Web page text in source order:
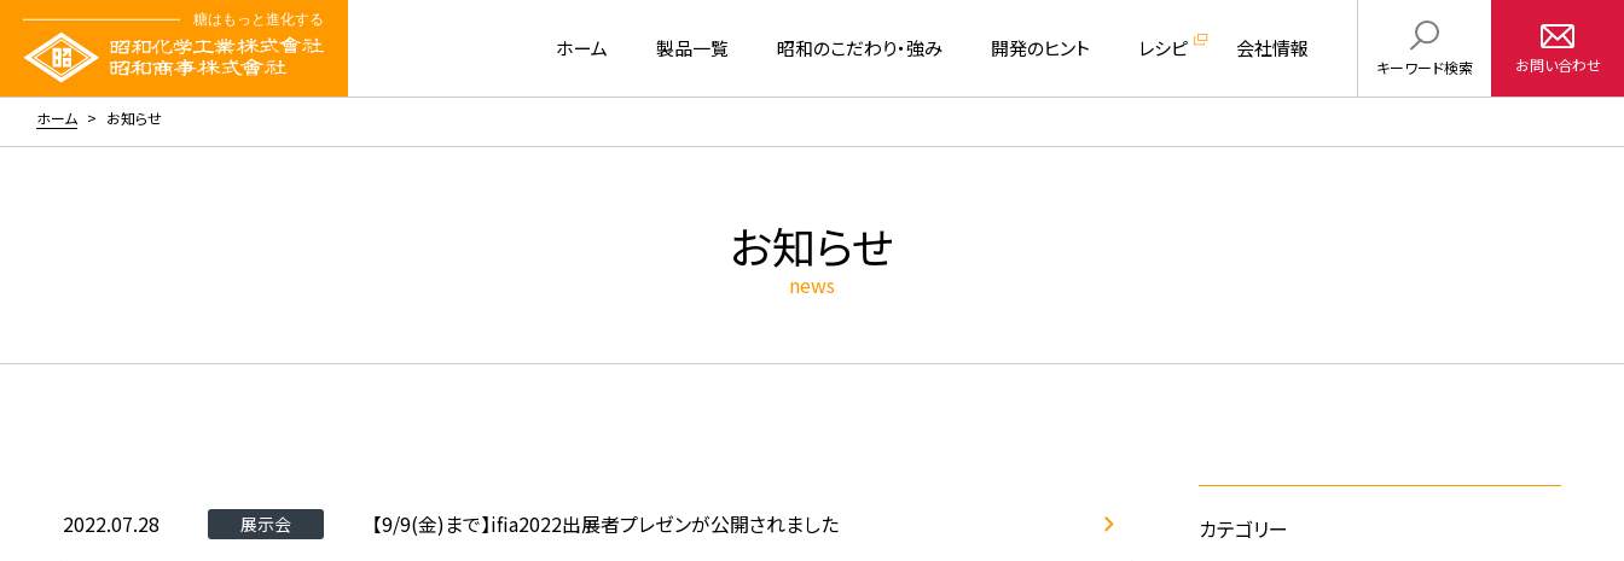
ホーム 製品一覧 昭和のこだわり・強み 開発のヒント レシピ 会社情報
キーワード検索 お問い合わせ
ホーム お知らせ
お知らせ
news
2022.07.28 展示会 【9/9(金)まで】ifia2022出展者プレゼンが公開されました カテゴリー